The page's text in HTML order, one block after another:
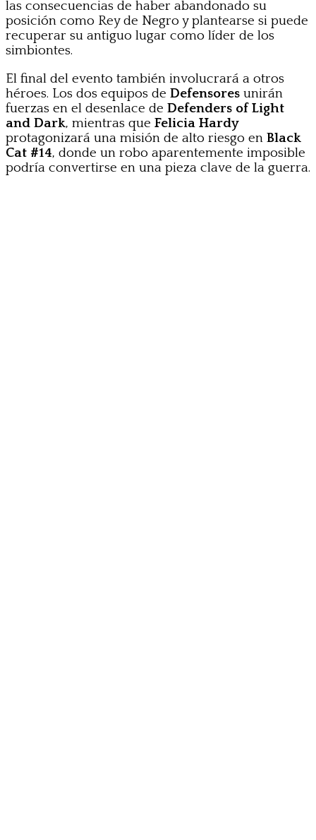
las consecuencias de haber abandonado su
posición como Rey de Negro y plantearse si puede
recuperar su antiguo lugar como líder de los
simbiontes.
El final del evento también involucrará a otros
héroes. Los dos equipos de Defensores unirán
fuerzas en el desenlace de Defenders of Light
and Dark, mientras que Felicia Hardy
protagonizará una misión de alto riesgo en Black
Cat #14, donde un robo aparentemente imposible
podría convertirse en una pieza clave de la guerra.